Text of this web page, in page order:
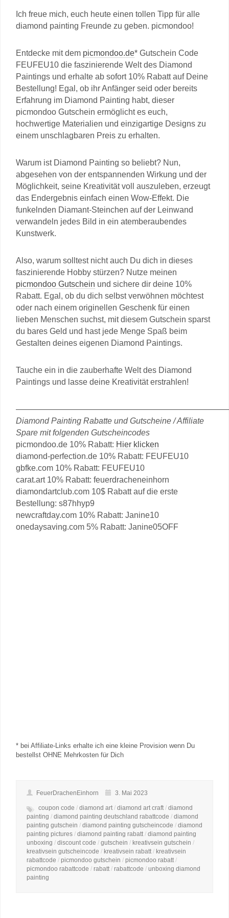
Ich freue mich, euch heute einen tollen Tipp für alle
diamond painting Freunde zu geben. picmondoo!
Entdecke mit dem picmondoo.de* Gutschein Code
FEUFEU10 die faszinierende Welt des Diamond
Paintings und erhalte ab sofort 10% Rabatt auf Deine
Bestellung! Egal, ob ihr Anfänger seid oder bereits
Erfahrung im Diamond Painting habt, dieser
picmondoo Gutschein ermöglicht es euch,
hochwertige Materialien und einzigartige Designs zu
einem unschlagbaren Preis zu erhalten.
Warum ist Diamond Painting so beliebt? Nun,
abgesehen von der entspannenden Wirkung und der
Möglichkeit, seine Kreativität voll auszuleben, erzeugt
das Endergebnis einfach einen Wow-Effekt. Die
funkelnden Diamant-Steinchen auf der Leinwand
verwandeln jedes Bild in ein atemberaubendes
Kunstwerk.
Also, warum solltest nicht auch Du dich in dieses
faszinierende Hobby stürzen? Nutze meinen
picmondoo Gutschein und sichere dir deine 10%
Rabatt. Egal, ob du dich selbst verwöhnen möchtest
oder nach einem originellen Geschenk für einen
lieben Menschen suchst, mit diesem Gutschein sparst
du bares Geld und hast jede Menge Spaß beim
Gestalten deines eigenen Diamond Paintings.
Tauche ein in die zauberhafte Welt des Diamond
Paintings und lasse deine Kreativität erstrahlen!
Diamond Painting Rabatte und Gutscheine / Affiliate
Spare mit folgenden Gutscheincodes
picmondoo.de 10% Rabatt: Hier klicken
diamond-perfection.de 10% Rabatt: FEUFEU10
gbfke.com 10% Rabatt: FEUFEU10
carat.art 10% Rabatt: feuerdracheneinhorn
diamondartclub.com 10$ Rabatt auf die erste
Bestellung: s87hhyp9
newcraftday.com 10% Rabatt: Janine10
onedaysaving.com 5% Rabatt: Janine05OFF
* bei Affiliate-Links erhalte ich eine kleine Provision wenn Du
bestellst OHNE Mehrkosten für Dich
FeuerDrachenEinhorn 3. Mai 2023
coupon code / diamond art / diamond art craft / diamond
painting / diamond painting deutschland rabattcode / diamond
painting gutschein / diamond painting gutscheincode / diamond
painting pictures / diamond painting rabatt / diamond painting
unboxing / discount code / gutschein / kreativsein gutschein /
kreativsein gutscheincode / kreativsein rabatt / kreativsein
rabattcode / picmondoo gutschein / picmondoo rabatt /
picmondoo rabattcode / rabatt / rabattcode / unboxing diamond
painting